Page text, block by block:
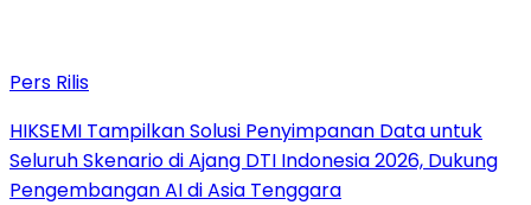
Pers Rilis
HIKSEMI Tampilkan Solusi Penyimpanan Data untuk
Seluruh Skenario di Ajang DTI Indonesia 2026, Dukung
Pengembangan AI di Asia Tenggara